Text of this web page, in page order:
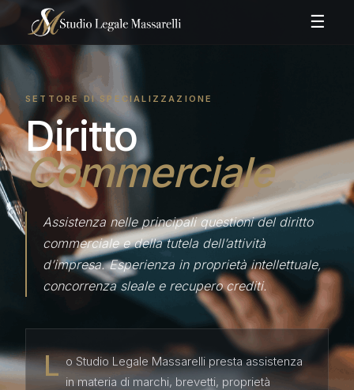
☰
SETTORE DI SPECIALIZZAZIONE
Diritto
Commerciale
Assistenza nelle principali questioni del diritto
commerciale e della tutela dell’attività
d’impresa. Esperienza in proprietà intellettuale,
concorrenza sleale e recupero crediti.
L o Studio Legale Massarelli presta assistenza
in materia di marchi, brevetti, proprietà